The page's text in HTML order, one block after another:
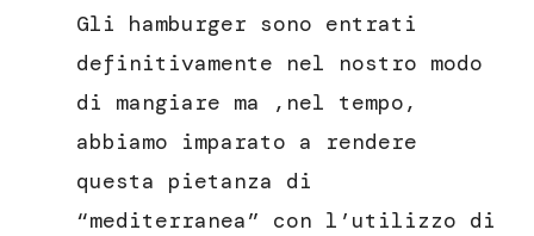
ceci
Gli hamburger sono entrati
definitivamente nel nostro modo
di mangiare ma ,nel tempo,
abbiamo imparato a rendere
questa pietanza di
“mediterranea” con l’utilizzo di